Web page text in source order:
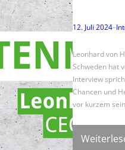
12. Juli 2024–
Leonhard von
Schweden hat
Interview
Chancen und
vor kurzem